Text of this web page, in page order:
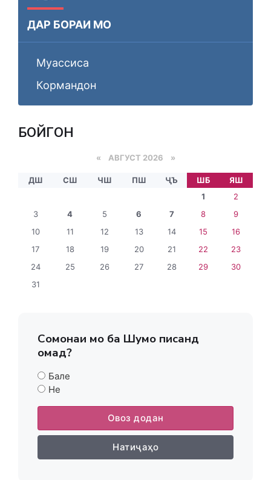
ДАР БОРАИ МО
Муассиса
Кормандон
БОЙГОНӢ
« АВГУСТ 2026 »
ДШ СШ ЧШ ПШ ҶЪ ШБ
ЯШ
1
2
3
4 5 6 7 8
9
10
11 12 13 14 15
16
17
18 19 20 21 22
23
24
25 26 27 28 29
30
31
Сомонаи мо ба Шумо писанд
омад?
Бале
Не
Овоз додан
Натиҷаҳо